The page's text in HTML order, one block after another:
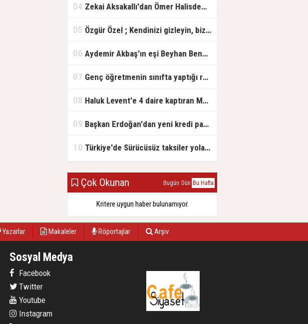
ücretsiz hizmet vermenin
04 Zekai Aksakallı'dan Ömer Halisdemir'e 'vefa' ziyareti!
05 Özgür Özel ; Kendinizi gizleyin, bizden işaret bekleyin
06 Aydemir Akbaş'ın eşi Beyhan Benek Akbaş hayatını kaybetti
07 Genç öğretmenin sınıfta yaptığı rezil paylaşım
08 Haluk Levent'e 4 daire kaptıran Müteahhit soluğu savcılıkta aldı
09 Başkan Erdoğan'dan yeni kredi paketi müjdesi: 6 ay geri ödemesiz, 36 ay vadeli
10 Türkiye'de Sürücüsüz taksiler yola çıkmaya hazırlanıyor
Çok Okunan Bugün Dün Bu Hafta
Kritere uygun haber bulunamıyor.
Yazarlar Makaleler Röportajlar Arşiv
Sosyal Medya
Facebook
Twitter
Youtube
Instagram